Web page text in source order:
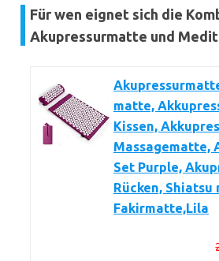
Für wen eignet sich die
Akupressurmatte und
matte,
Kissen,
Massagematte,
Set Purple,
Rücken, Shiatsu
Fakirmatte,Lila